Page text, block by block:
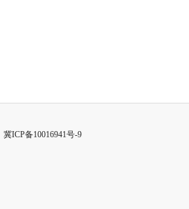
冀ICP备10016941号-9